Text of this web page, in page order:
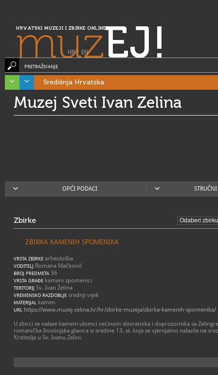
HRVATSKI MUZEJI I ZBIRKE ONLINE
muzEJ!
HR| EN
PRETRAŽIVANJE
Središnja Hrvatska
Muzej Sveti Ivan Zelina
OPĆI PODACI
Zbirke
ZBIRKA KAMENIH SPOMENIKA
VRSTA ZBIRKE arheološka
VODITELJ Romana Mačković
BROJ PREDMETA 36
VRSTA GRAĐE kameni spomenici
TERITORIJ Sv. Ivan Zelina
VREMENSKO RAZDOBLJE srednji vijek
MATERIJAL kamen
URL https://www.muzej-zelina.hr/hr/zbirke-muzeja/zbirka-kamenih-spomenika/
U zbirci se nalaze kameni ulomci većinom dovratnika i doprozornika sa
romanička životinjska glavica iz sredine 13. st. koja se vjerojatno nalazila na
Krstitelja u Sv. Ivanu Zelini.